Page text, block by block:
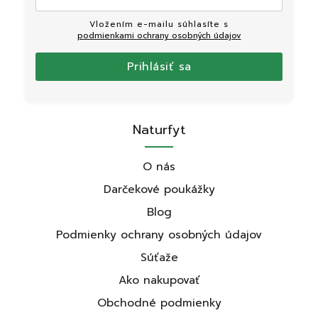
podmienkami ochrany osobných údajov
Prihlásiť sa
Naturfyt
O nás
Darčekové poukážky
Blog
Podmienky ochrany osobných údajov
Súťaže
Ako nakupovať
Obchodné podmienky